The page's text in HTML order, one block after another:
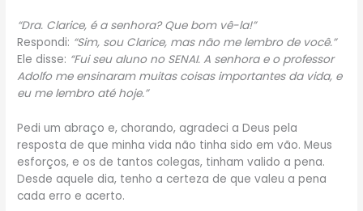
“Dra. Clarice, é a senhora? Que bom vê-la!”
Respondi: “Sim, sou Clarice, mas não me lembro de você.”
Ele disse: “Fui seu aluno no SENAI. A senhora e o professor
Adolfo me ensinaram muitas coisas importantes da vida, e
eu me lembro até hoje.”
Pedi um abraço e, chorando, agradeci a Deus pela
resposta de que minha vida não tinha sido em vão. Meus
esforços, e os de tantos colegas, tinham valido a pena.
Desde aquele dia, tenho a certeza de que valeu a pena
cada erro e acerto.